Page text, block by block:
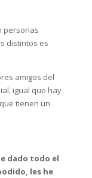
personas
distintos es
amigos del
igual que hay
tienen un
dado todo el
les he